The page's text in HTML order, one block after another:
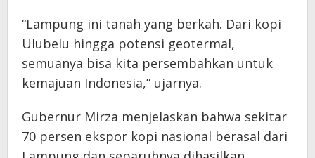
“Lampung ini tanah yang berkah. Dari kopi
Ulubelu hingga potensi geotermal,
semuanya bisa kita persembahkan untuk
kemajuan Indonesia,” ujarnya.
Gubernur Mirza menjelaskan bahwa sekitar
70 persen ekspor kopi nasional berasal dari